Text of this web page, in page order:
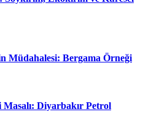
Müdahalesi: Bergama Örneği
Diyarbakır Petrol